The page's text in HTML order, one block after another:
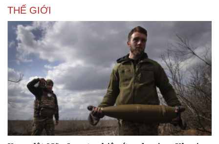
Nhi khoa
Nam khoa
Làm đẹp - giảm cân
Phòng mạch online
Ăn sạch sống khỏe
THẾ GIỚI